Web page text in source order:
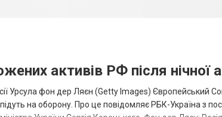
активів РФ після нічної
Урсула фон дер Ляєн (Getty Images) Європейський
на оборону. Про це повідомляє РБК-Україна з